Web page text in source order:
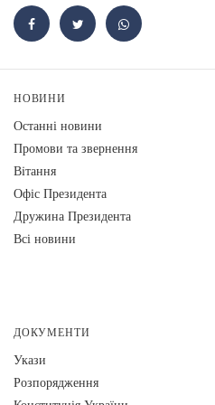
НОВИНИ
Останні новини
Промови та звернення
Вiтання
Офіс Президента
Дружина Президента
Всі новини
ДОКУМЕНТИ
Укази
Розпорядження